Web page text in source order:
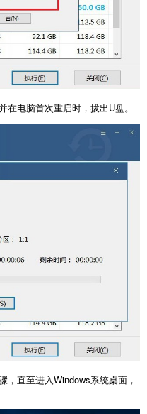
在电脑首次重启时，拔出U盘。
，直至进入Windows系统桌面，